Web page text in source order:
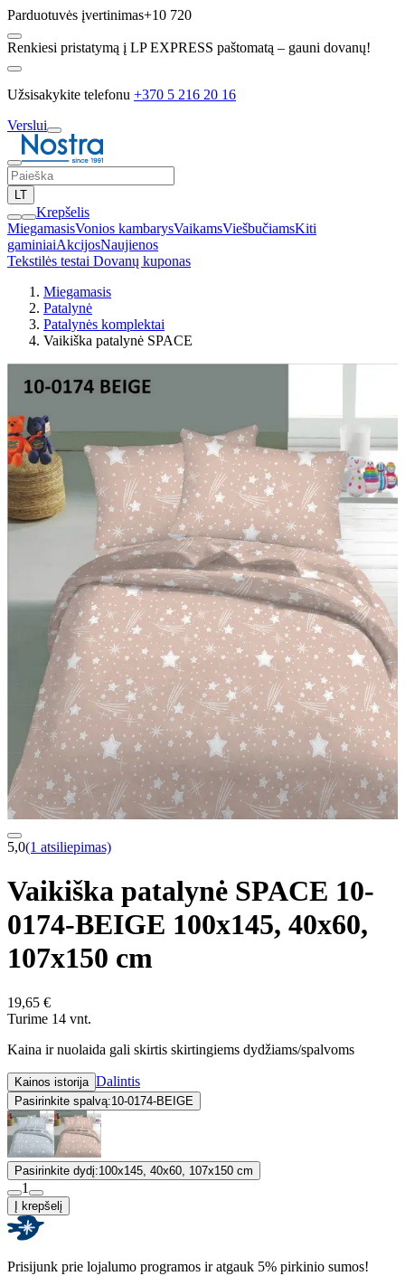
Parduotuvės įvertinimas+10 720
Renkiesi pristatymą į LP EXPRESS paštomatą – gauni dovanų!
Užsisakykite telefonu +370 5 216 20 16
Verslui
LT
Krepšelis
MiegamasisVonios kambarysVaikamsViešbučiamsKiti
gaminiaiAkcijosNaujienos
Tekstilės testai Dovanų kuponas
Miegamasis
Patalynė
Patalynės komplektai
Vaikiška patalynė SPACE
5,0(1 atsiliepimas)
Vaikiška patalynė SPACE 10-
0174-BEIGE 100x145, 40x60,
107x150 cm
19,65 €
Turime 14 vnt.
Kaina ir nuolaida gali skirtis skirtingiems dydžiams/spalvoms
Kainos istorija Dalintis
Pasirinkite spalvą:10-0174-BEIGE
Pasirinkite dydį:100x145, 40x60, 107x150 cm
1
Į krepšelį
Prisijunk prie lojalumo programos ir atgauk 5% pirkinio sumos!